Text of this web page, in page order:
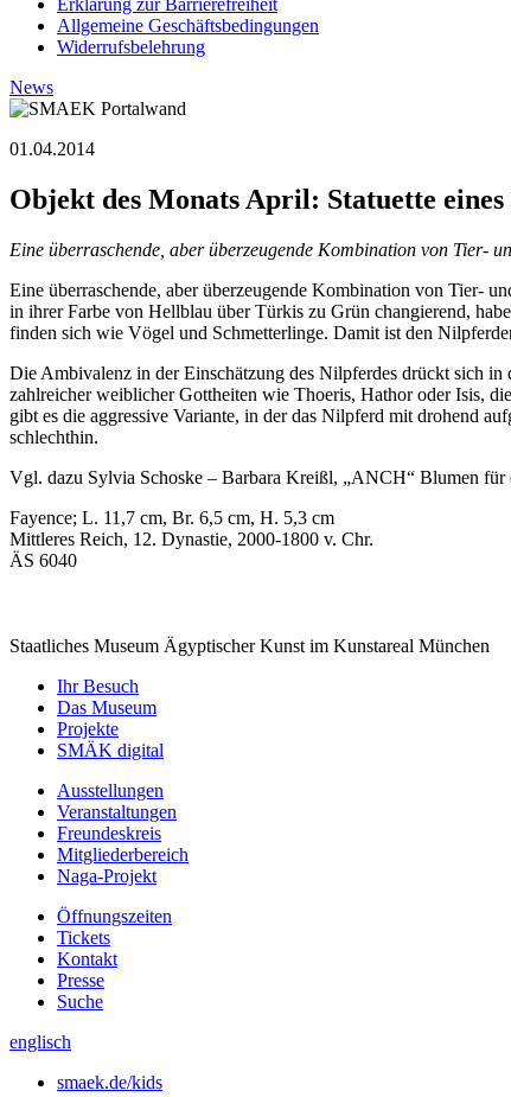
Erklärung zur Barrierefreiheit
Allgemeine Geschäftsbedingungen
Widerrufsbelehrung
News
01.04.2014
Objekt des Monats April: Statuette
Eine überraschende, aber überzeugende Kombination von Tier-
Eine überraschende, aber überzeugende Kombination von Tier-
in ihrer Farbe von Hellblau über Türkis zu Grün changierend,
finden sich wie Vögel und Schmetterlinge. Damit ist den
Die Ambivalenz in der Einschätzung des Nilpferdes drückt sich
zahlreicher weiblicher Gottheiten wie Thoeris, Hathor oder Isis,
gibt es die aggressive Variante, in der das Nilpferd mit drohend
schlechthin.
Vgl. dazu Sylvia Schoske – Barbara Kreißl, „ANCH“ Blumen
Fayence; L. 11,7 cm, Br. 6,5 cm, H. 5,3 cm
Mittleres Reich, 12. Dynastie, 2000-1800 v. Chr.
ÄS 6040
Staatliches Museum Ägyptischer Kunst im Kunstareal München
Ihr Besuch
Das Museum
Projekte
SMÄK digital
Ausstellungen
Veranstaltungen
Freundeskreis
Mitgliederbereich
Naga-Projekt
Öffnungszeiten
Tickets
Kontakt
Presse
Suche
englisch
smaek.de/kids